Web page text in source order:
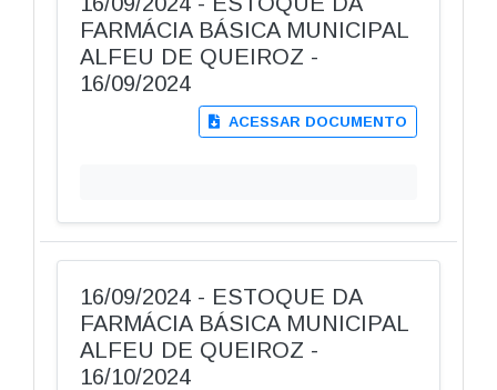
FARMÁCIA BÁSICA MUNICIPAL
ALFEU DE QUEIROZ -
16/09/2024
ACESSAR DOCUMENTO
16/09/2024 - ESTOQUE DA
FARMÁCIA BÁSICA MUNICIPAL
ALFEU DE QUEIROZ -
16/10/2024